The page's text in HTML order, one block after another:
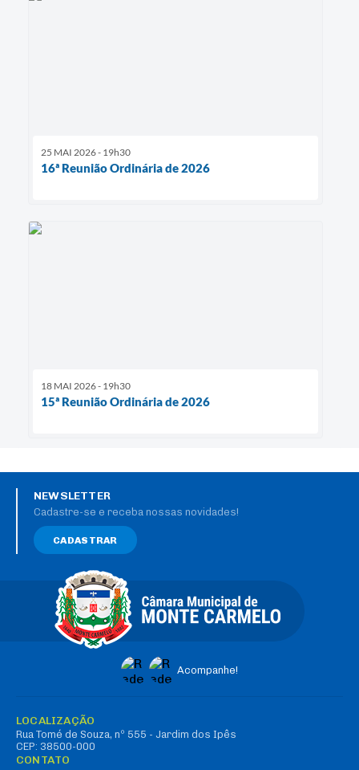
25 MAI 2026 - 19h30
16ª Reunião Ordinária de 2026
18 MAI 2026 - 19h30
15ª Reunião Ordinária de 2026
Acompanhe!
NEWSLETTER
Cadastre-se e receba nossas novidades!
CADASTRAR
LOCALIZAÇÃO
Rua Tomé de Souza, nº 555 - Jardim dos Ipês
CEP: 38500-000
CONTATO